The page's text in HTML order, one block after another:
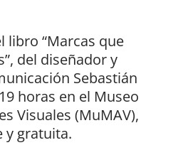
libro “Marcas que
del diseñador y
Sebastián
horas en el Museo
Visuales (MuMAV),
y gratuita.